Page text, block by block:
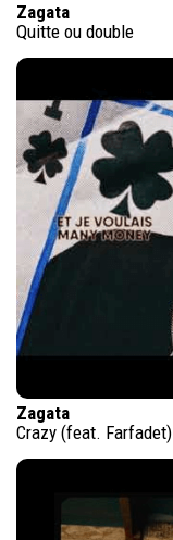
Zagata
Quitte ou double
Zagata
Crazy (feat. Farfadet)